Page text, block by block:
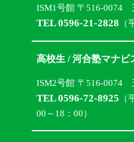
ISM1号館 〒516-0074
TEL 0596-21-2828 （
高校生 / 河合塾マナビ
ISM2号館 〒516-0074
TEL 0596-72-8925 （
00～18：00）